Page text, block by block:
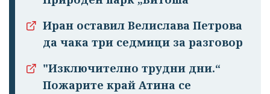
излязохте от
профила си!
Иран оставил Велислава Петрова
да чака три седмици за разговор
"Изключително трудни дни.“
Пожарите край Атина се